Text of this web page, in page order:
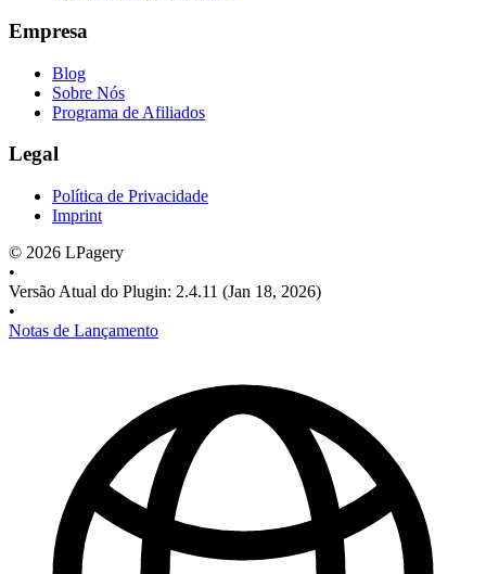
Empresa
Blog
Sobre Nós
Programa de Afiliados
Legal
Política de Privacidade
Imprint
© 2026 LPagery
•
Versão Atual do Plugin: 2.4.11 (Jan 18, 2026)
•
Notas de Lançamento